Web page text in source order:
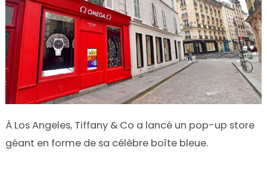
À Los Angeles, Tiffany & Co a lancé un pop-up store
géant en forme de sa célèbre boîte bleue.